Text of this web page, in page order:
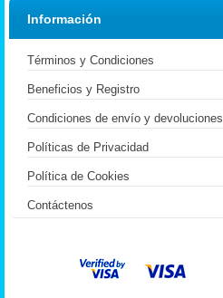
Información
Términos y Condiciones
Beneficios y Registro
Condiciones de envío y devoluciones
Políticas de Privacidad
Política de Cookies
Contáctenos